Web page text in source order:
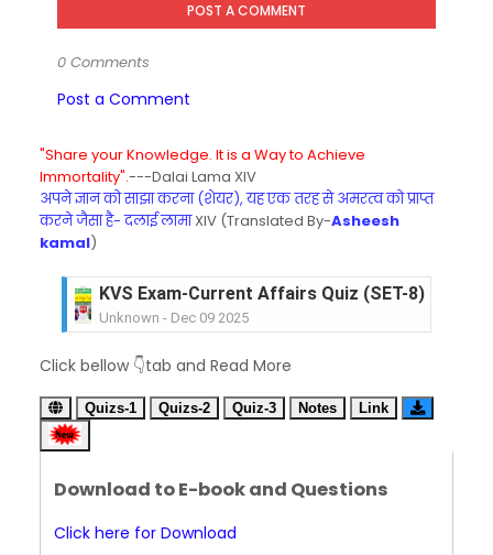
POST A COMMENT
0 Comments
Post a Comment
"Share your Knowledge. It is a Way to Achieve
Immortality".---Dalai Lama XIV
अपने ज्ञान को साझा करना (शेयर), यह एक तरह से अमरत्व को प्राप्त
करने जैसा है- दलाई लामाXIV (Translated By-Asheesh
kamal)
KVS Exam-Current Affairs Quiz (SET-8) in
Unknown - Dec 09 2025
Unknown- Dec 08 2025
KVS Exam-Current Affairs Quiz (SET-6) in
Unknown-Dec 07 2025
KVS Exam-Current Affairs Quiz (SET-4) in
KVS Exam-Current Affairs Quiz (SET-3) in Hindi
Click bellow 👇tab and Read More
Quizs-1 Quizs-2 Quiz-3 Notes Link
Download to E-book and Questions
Click here for Download